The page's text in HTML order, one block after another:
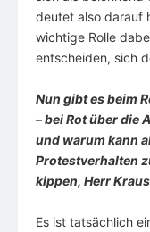
deutet also darauf
wichtige Rolle
entscheiden, sich
Nun gibt es beim
– bei Rot über die
und warum kann
Protestverhalten
kippen, Herr
Es ist tatsächlich